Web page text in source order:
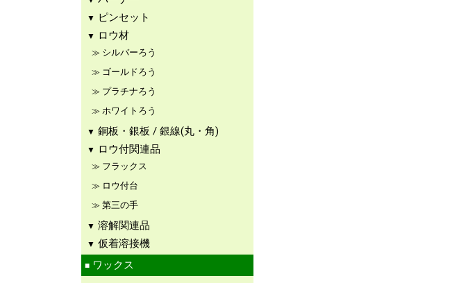
ピンセット
ロウ材
シルバーろう
ゴールドろう
プラチナろう
ホワイトろう
銅板・銀板 / 銀線(丸・角)
ロウ付関連品
フラックス
ロウ付台
第三の手
溶解関連品
仮着溶接機
ワックス